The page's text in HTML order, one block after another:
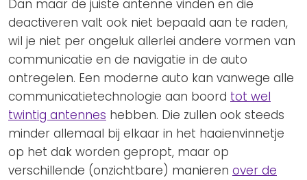
Dan maar de juiste antenne vinden en die
deactiveren valt ook niet bepaald aan te raden,
wil je niet per ongeluk allerlei andere vormen van
communicatie en de navigatie in de auto
ontregelen. Een moderne auto kan vanwege alle
communicatietechnologie aan boord tot wel
twintig antennes hebben. Die zullen ook steeds
minder allemaal bij elkaar in het haaienvinnetje
op het dak worden gepropt, maar op
verschillende (onzichtbare) manieren over de